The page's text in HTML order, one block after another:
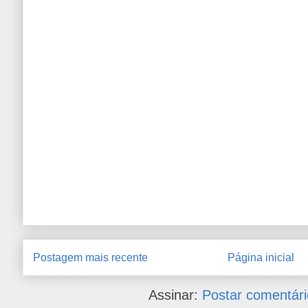
Postagem mais recente Página inicial
Assinar: Postar